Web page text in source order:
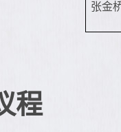
张金
程